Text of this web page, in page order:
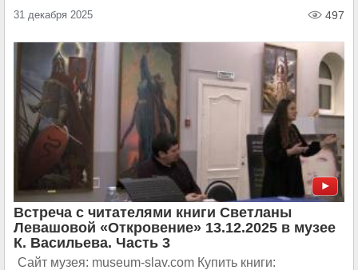
31 декабря 2025 497
Встреча с читателями книги Светланы
Левашовой «Откровение» 13.12.2025 в музее
К. Васильева. Часть 3
Сайт музея: museum-slav.com Купить книги: